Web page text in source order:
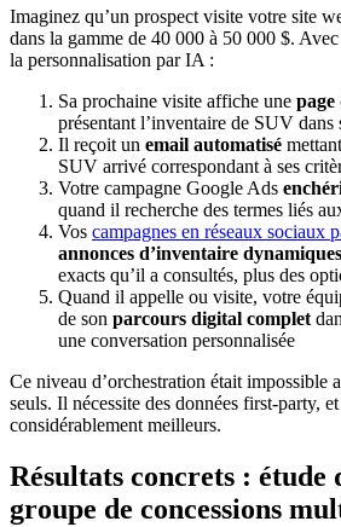
Imaginez qu’un prospect visite votre site
dans la gamme de 40 000 à 50 000 $.
la personnalisation par IA :
Sa prochaine visite affiche une page
présentant l’inventaire de SUV dans
Il reçoit un email automatisé
SUV arrivé correspondant à ses
Votre campagne Google Ads
quand il recherche des termes liés
Vos campagnes en réseaux sociaux
annonces d’inventaire dynamiques
exacts qu’il a consultés, plus des
Quand il appelle ou visite, votre
de son parcours digital complet
une conversation personnalisée
Ce niveau d’orchestration était impossible
seuls. Il nécessite des données first-party,
considérablement meilleurs.
Résultats concrets : étude
groupe de concessions